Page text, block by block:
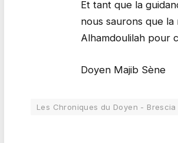
Et tant que la
nous saurons que
Alhamdoulilah pour
Doyen Majib Sène
Les Chroniques du Doyen - Brescia